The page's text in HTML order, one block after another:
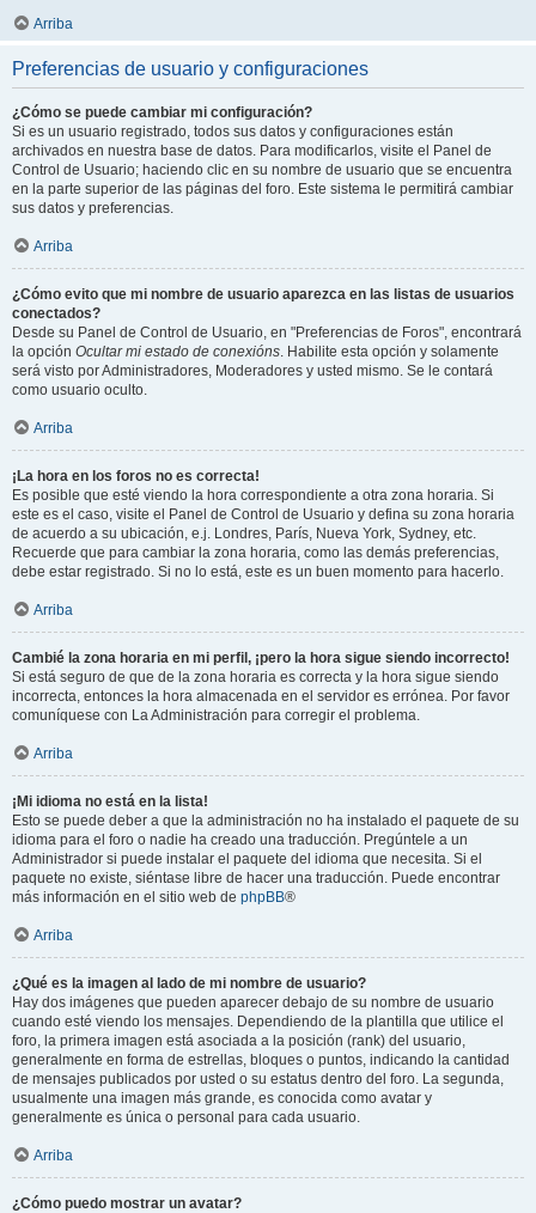
Arriba
Preferencias de usuario y configuraciones
¿Cómo se puede cambiar mi configuración?
Si es un usuario registrado, todos sus datos y configuraciones están
archivados en nuestra base de datos. Para modificarlos, visite el Panel de
Control de Usuario; haciendo clic en su nombre de usuario que se encuentra
en la parte superior de las páginas del foro. Este sistema le permitirá cambiar
sus datos y preferencias.
Arriba
¿Cómo evito que mi nombre de usuario aparezca en las listas de usuarios
conectados?
Desde su Panel de Control de Usuario, en "Preferencias de Foros", encontrará
la opción Ocultar mi estado de conexións. Habilite esta opción y solamente
será visto por Administradores, Moderadores y usted mismo. Se le contará
como usuario oculto.
Arriba
¡La hora en los foros no es correcta!
Es posible que esté viendo la hora correspondiente a otra zona horaria. Si
este es el caso, visite el Panel de Control de Usuario y defina su zona horaria
de acuerdo a su ubicación, e.j. Londres, París, Nueva York, Sydney, etc.
Recuerde que para cambiar la zona horaria, como las demás preferencias,
debe estar registrado. Si no lo está, este es un buen momento para hacerlo.
Arriba
Cambié la zona horaria en mi perfil, ¡pero la hora sigue siendo incorrecto!
Si está seguro de que de la zona horaria es correcta y la hora sigue siendo
incorrecta, entonces la hora almacenada en el servidor es errónea. Por favor
comuníquese con La Administración para corregir el problema.
Arriba
¡Mi idioma no está en la lista!
Esto se puede deber a que la administración no ha instalado el paquete de su
idioma para el foro o nadie ha creado una traducción. Pregúntele a un
Administrador si puede instalar el paquete del idioma que necesita. Si el
paquete no existe, siéntase libre de hacer una traducción. Puede encontrar
más información en el sitio web de phpBB®
Arriba
¿Qué es la imagen al lado de mi nombre de usuario?
Hay dos imágenes que pueden aparecer debajo de su nombre de usuario
cuando esté viendo los mensajes. Dependiendo de la plantilla que utilice el
foro, la primera imagen está asociada a la posición (rank) del usuario,
generalmente en forma de estrellas, bloques o puntos, indicando la cantidad
de mensajes publicados por usted o su estatus dentro del foro. La segunda,
usualmente una imagen más grande, es conocida como avatar y
generalmente es única o personal para cada usuario.
Arriba
¿Cómo puedo mostrar un avatar?